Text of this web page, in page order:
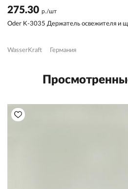
275.30 р./шт
Oder K-3035 Держатель освежителя и
WasserKraft Германия